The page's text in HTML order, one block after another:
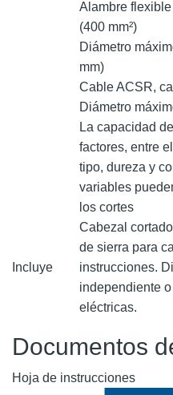
Alambre
(400 mm²)
Diámetro
mm)
Cable ACSR,
Diámetro
La capacidad
factores, entre
tipo, dureza y
variables
los cortes
Incluye
Cabezal
de sierra para
instrucciones.
independiente
eléctricas.
Documentos
Hoja de instrucciones